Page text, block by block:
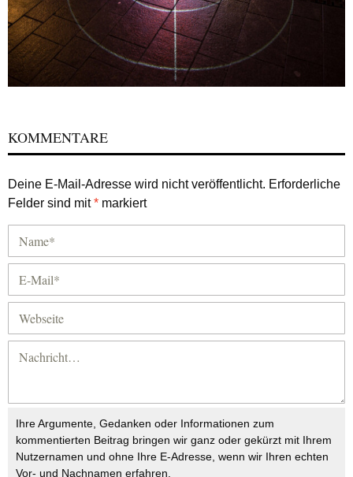
KOMMENTARE
Deine E-Mail-Adresse wird nicht veröffentlicht. Erforderliche
Felder sind mit* markiert
Ihre Argumente, Gedanken oder Informationen zum
kommentierten Beitrag bringen wir ganz oder gekürzt mit Ihrem
Nutzernamen und ohne Ihre E-Adresse, wenn wir Ihren echten
Vor- und Nachnamen erfahren.